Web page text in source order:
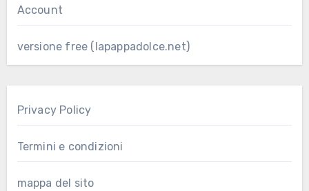
Account
versione free (lapappadolce.net)
Privacy Policy
Termini e condizioni
mappa del sito